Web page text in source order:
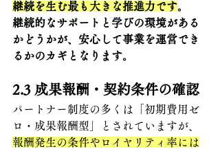
継続を生む最も大きな推進力です。
継続的なサポートと学びの環境がある
かどうかが、安心して事業を運営でき
るかのカギとなります。
2.3 成果報酬・契約条件の確認
パートナー制度の多くは「初期費用ゼ
ロ・成果報酬型」とされていますが、
報酬発生の条件やロイヤリティ率には